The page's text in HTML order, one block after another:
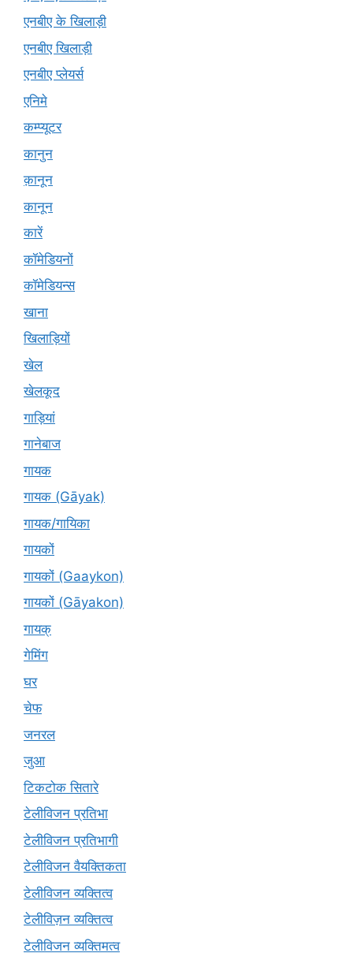
एनबीए के खिलाड़ी
एनबीए खिलाड़ी
एनबीए प्लेयर्स
एनिमे
कम्प्यूटर
कानुन
क़ानून
कानून
कारें
कॉमेडियनों
कॉमेडियन्स
खाना
खिलाड़ियों
खेल
खेलकूद
गाड़ियां
गानेबाज
गायक
गायक (Gāyak)
गायक/गायिका
गायकों
गायकों (Gaaykon)
गायकों (Gāyakon)
गायक्
गेमिंग
घर
चेफ
जनरल
जुआ
टिकटोक सितारे
टेलीविजन प्रतिभा
टेलीविजन प्रतिभागी
टेलीविजन वैयक्तिकता
टेलीविजन व्यक्तित्व
टेलीविज़न व्यक्तित्व
टेलीविजन व्यक्तिमत्व